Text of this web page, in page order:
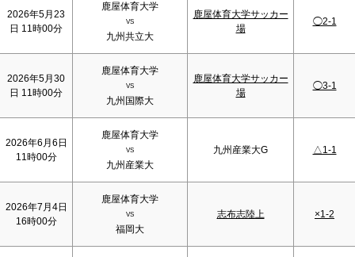
2026年5月23
日 11時00分
鹿屋体育大学
VS
九州共立大
鹿屋体育大学サッカー
場
◯2-1
2026年5月30
日 11時00分
鹿屋体育大学
VS
九州国際大
鹿屋体育大学サッカー
場
◯3-1
2026年6月6日
11時00分
鹿屋体育大学
VS
九州産業大
九州産業大G △1-1
2026年7月4日
16時00分
鹿屋体育大学
VS
福岡大
志布志陸上 ×1-2